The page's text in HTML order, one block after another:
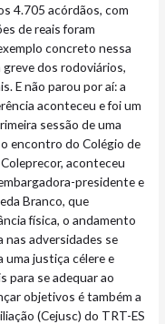
4.705 acórdãos, com
de reais foram
concreto nessa
dos rodoviários,
E não parou por aí: a
aconteceu e foi um
sessão de uma
encontro do Colégio de
aconteceu
presidente e
Branco, que
física, o andamento
nas adversidades se
justiça célere e
para se adequar ao
objetivos é também a
(Cejusc) do TRT-ES